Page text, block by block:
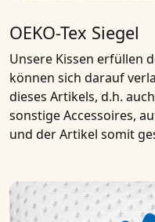
OEKO-Tex Siegel
Unsere Kissen erfüllen
können sich darauf
dieses Artikels, d.h.
sonstige Accessoires,
und der Artikel somit